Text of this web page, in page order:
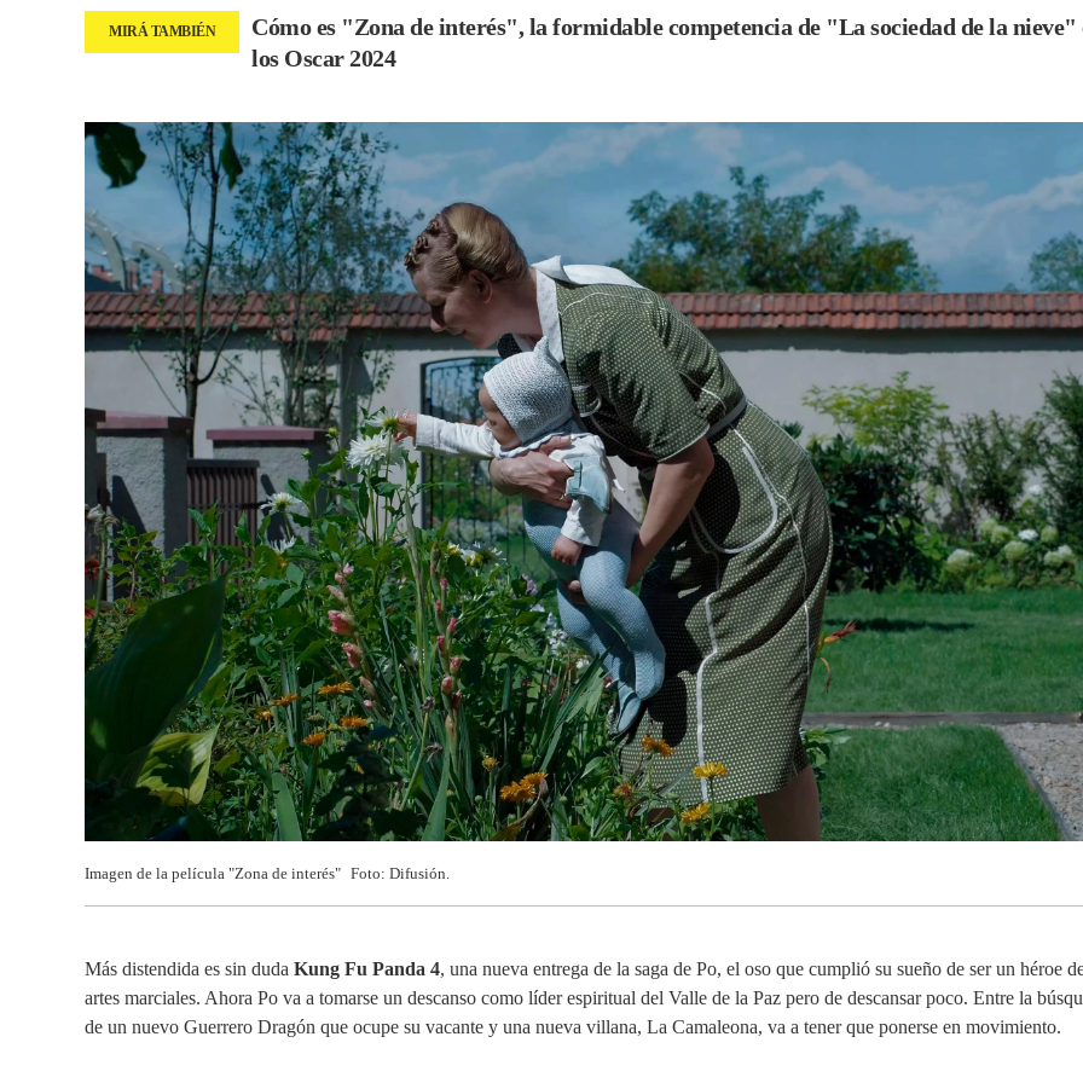
Cómo es "Zona de interés", la formidable competencia de "La sociedad de la nieve"
los Oscar 2024
Imagen de la película "Zona de interés" Foto: Difusión.
Más distendida es sin duda Kung Fu Panda 4, una nueva entrega de la saga de Po, el oso que cumplió su sueño de ser un héroe
artes marciales. Ahora Po va a tomarse un descanso como líder espiritual del Valle de la Paz pero de descansar poco. Entre la
de un nuevo Guerrero Dragón que ocupe su vacante y una nueva villana, La Camaleona, va a tener que ponerse en movimiento.